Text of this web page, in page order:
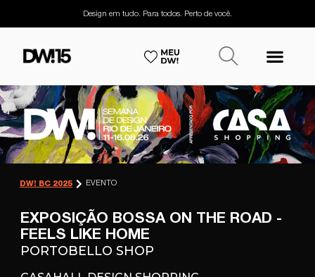
Design em tudo. Para todos. Perto de você.
DW! BC 2025 EVENTO
EXPOSIÇÃO BOSSA ON THE ROAD -
FEELS LIKE HOME
PORTOBELLO SHOP